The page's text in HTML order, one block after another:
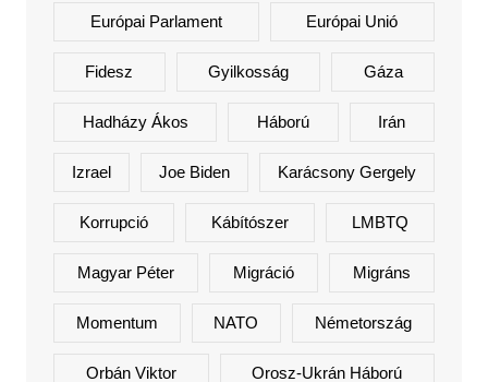
Európai Parlament Európai Unió
Fidesz Gyilkosság Gáza
Hadházy Ákos Háború Irán
Izrael Joe Biden Karácsony Gergely
Korrupció Kábítószer LMBTQ
Magyar Péter Migráció Migráns
Momentum NATO Németország
Orbán Viktor Orosz-Ukrán Háború